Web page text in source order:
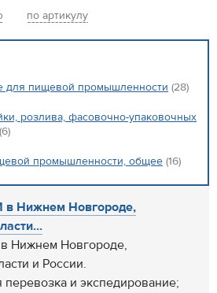
по артикулу
для пищевой промышленности (28)
розлива, фасовочно-упаковочных
(6)
промышленности, общее (16)
Нижнем Новгороде,
Нижнем Новгороде,
и России.
и экспедирование;